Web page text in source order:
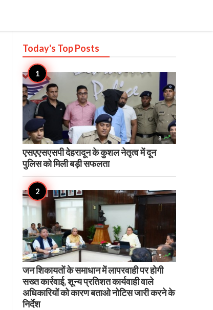
Today's TopPosts
8 
एसएएसएसपी देहरादून के कुशल नेतृत्व में दून
पुलिस को मिली बड़ी सफलता
5 
जन शिकायतों के समाधान में लापरवाही पर होगी
सख्त कार्रवाई, शून्य प्रतिशत कार्यवाही वाले
अधिकारियों को कारण बताओ नोटिस जारी करने के
निर्देश